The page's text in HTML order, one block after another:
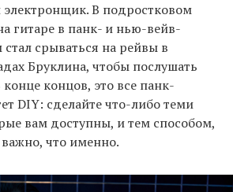
В подростковом
гитаре в панк- и нью-вейв-
срываться на рейвы в
Бруклина, чтобы послушать
конце концов, это все панк-
DIY: сделайте что-либо теми
вам доступны, и тем способом,
что именно.